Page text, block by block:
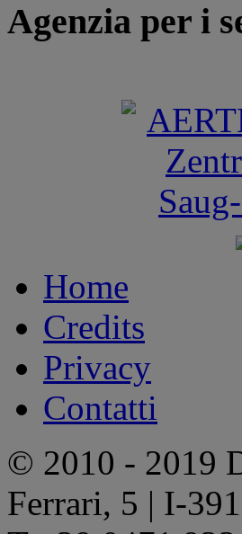
Agenzia per i
Home
Credits
Privacy
Contatti
© 2010 - 2019
Ferrari, 5 | I-